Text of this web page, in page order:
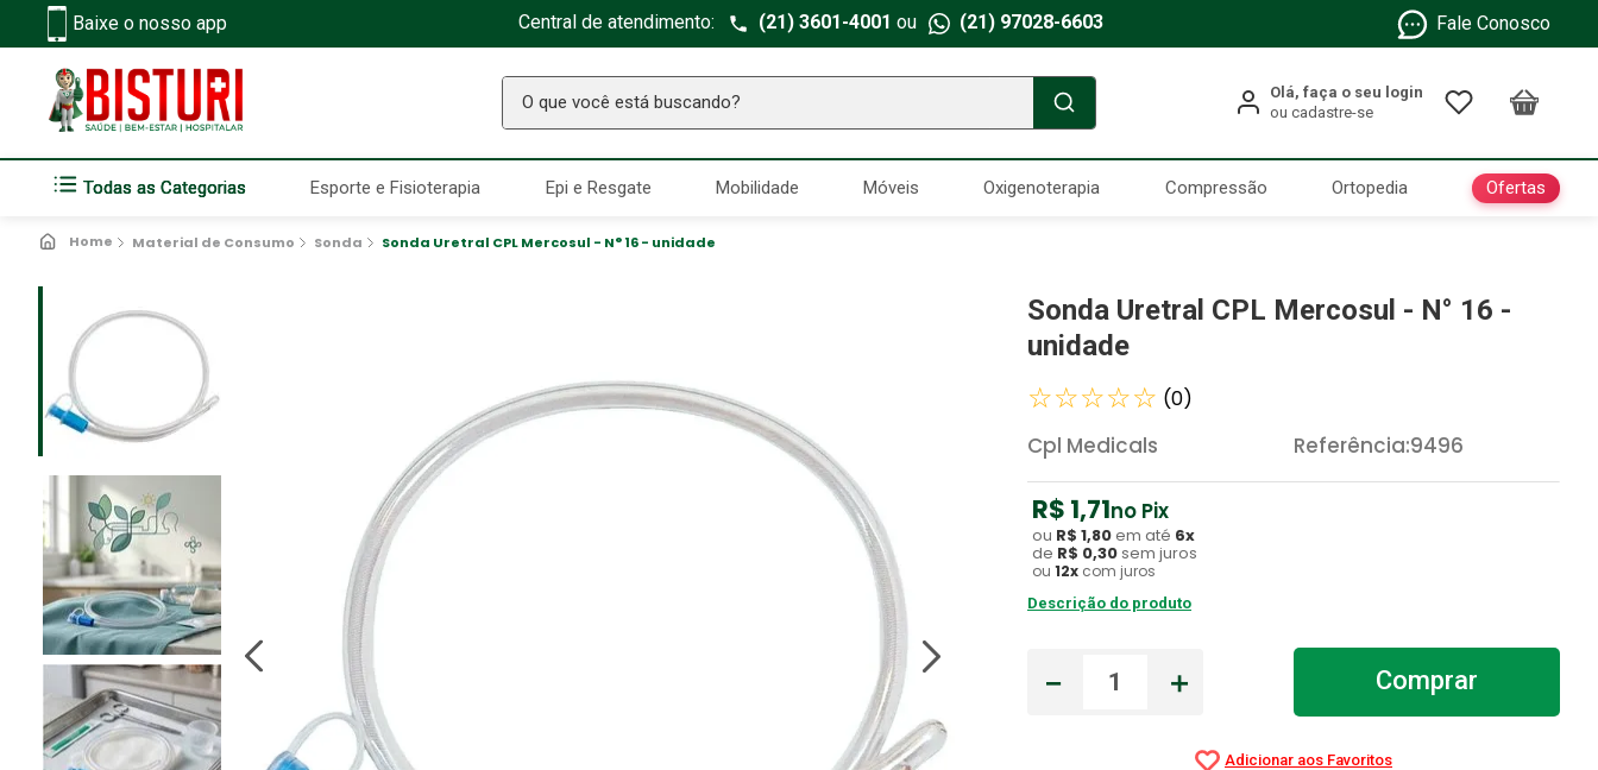
Baixe o nosso app Central de atendimento: (21) 3601-4001 ou (21) 97028-6603 Fale Conosco
O que você está buscando?
Todas as Categorias Esporte e Fisioterapia Epi e Resgate Mobilidade Móveis Oxigenoterapia Compressão Ortopedia Ofertas
Material de Consumo Sonda Sonda Uretral CPL Mercosul - N° 16 - unidade
Sonda Uretral CPL Mercosul - N° 16 -
unidade
☆☆☆☆☆ (0)
Cpl Medicals Referência:9496
R$ 1,71no Pix
ou R$ 1,80em até 6x
de R$ 0,30 sem juros
ou 12x com juros
Descrição do produto
＋
－ Comprar
TERMOS MAIS BUSCADOS
Seringa Insulina
2º Fralda Geriatrica
6º Littmann